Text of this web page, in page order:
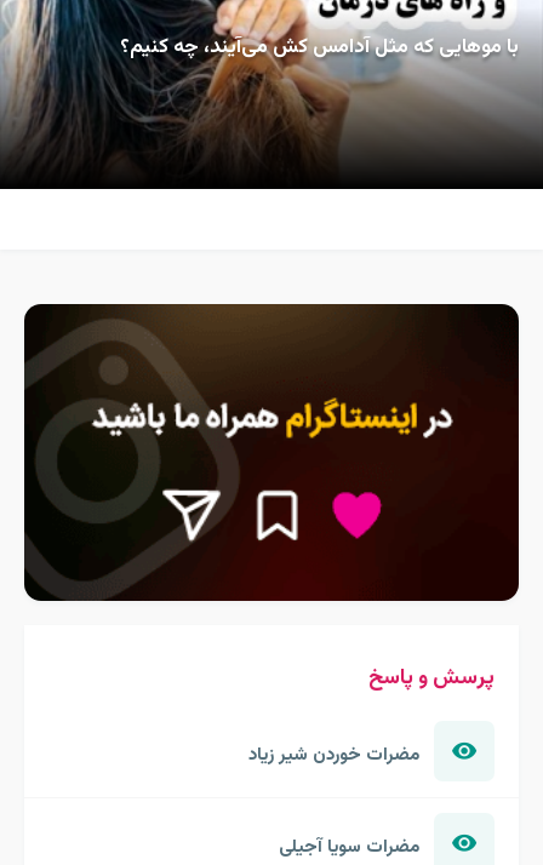
با موهایی که مثل آدامس کش می‌آیند، چه کنیم؟
پرسش و پاسخ
مضرات خوردن شیر زیاد
مضرات سویا آجیلی